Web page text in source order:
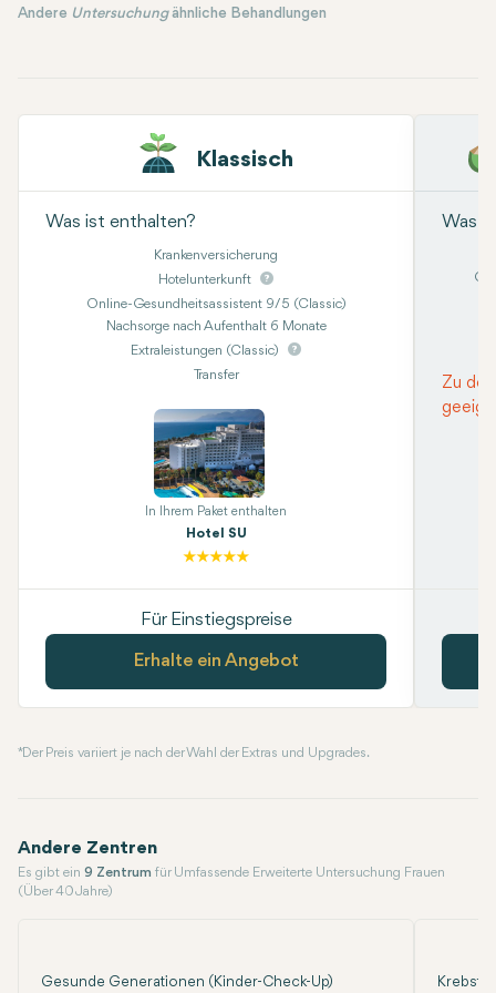
Andere Untersuchungähnliche Behandlungen
Klassisch
Was ist enthalten?
Krankenversicherung
Hotelunterkunft
Online-Gesundheitsassistent 9/5 (Classic)
Nachsorge nach Aufenthalt 6 Monate
Extraleistungen (Classic)
Transfer
In Ihrem Paket enthalten
Hotel SU
Für Einstiegspreise
Erhalte ein Angebot
Was
Zu
* Der Preis variiert je nach der Wahl der Extras und Upgrades.
Andere Zentren
Es gibt ein 9 Zentrum für Umfassende Erweiterte Untersuchung Frauen
(Über 40 Jahre)
Gesunde Generationen (Kinder-Check-Up)